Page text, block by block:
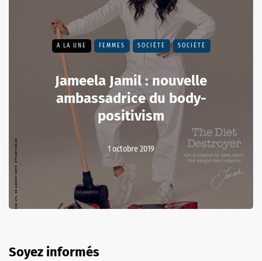
A LA UNE FEMMES SOCIÉTÉ SOCIÉTÉ
Jameela Jamil : nouvelle
ambassadrice du body-
positivism
1 octobre 2019
Soyez informés